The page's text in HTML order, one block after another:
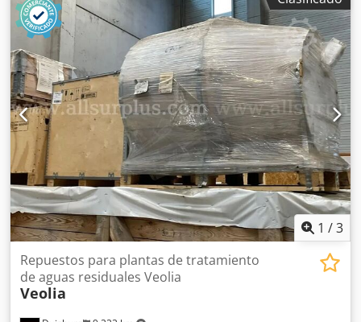
condiciones limpias Construcción totalmente de acero
inoxidable, excelente estado mecánico Placas de
identificación originales DOW/DDS y números de serie
intactos Incluye bombas, tubos y otros accesorios.
Djdpfskyu Avjx Adpjck Se ofrecen 5 unidades idénticas.
oscilantes con brida de 10", CL150 5 unidades, ASTM A105
/ A216-WCB/WCC MESC 7710200161 Dcjdpfx Adszn Rc
Aspok 2 unidades, ASTM A182-F316 / A351-CF8M MESC
7713030161 8 válvulas de retención oscilantes soldadas a
tope de 6", CL900 SCH 40S ASTM B564 UNS N06625 Inconel
625 MESC SPI-NLMF01588-1426 4 válvulas de retención de
doble placa, de tipo con pestañas, de 10", CL150 ASTM
A216-WCB/WCC MESC 7767263161 1 válvula de retención
de doble placa, de tipo con pestañas, de 16", CL150 ASTM
A216-WCB/WCC MESC 7767110191 1 válvula de retención
de doble placa con doble brida, de 24", CL150 ASTM A351-
CF8M MESC 7768140231
1 /3
Repuestos para plantas de tratamiento
de aguas residuales Veolia
Veolia